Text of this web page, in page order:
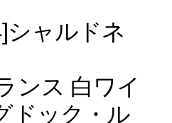
シャルドネ
ンス 白ワイ
ドック・ル